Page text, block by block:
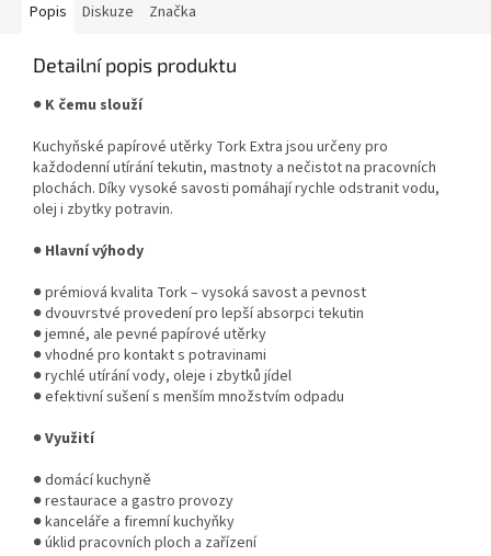
Popis Diskuze Značka
Detailní popis produktu
● K čemu slouží
Kuchyňské papírové utěrky Tork Extra jsou určeny pro
každodenní utírání tekutin, mastnoty a nečistot na pracovních
plochách. Díky vysoké savosti pomáhají rychle odstranit vodu,
olej i zbytky potravin.
● Hlavní výhody
● prémiová kvalita Tork – vysoká savost a pevnost
● dvouvrstvé provedení pro lepší absorpci tekutin
● jemné, ale pevné papírové utěrky
● vhodné pro kontakt s potravinami
● rychlé utírání vody, oleje i zbytků jídel
● efektivní sušení s menším množstvím odpadu
●Využití
● domácí kuchyně
● restaurace a gastro provozy
● kanceláře a firemní kuchyňky
● úklid pracovních ploch a zařízení